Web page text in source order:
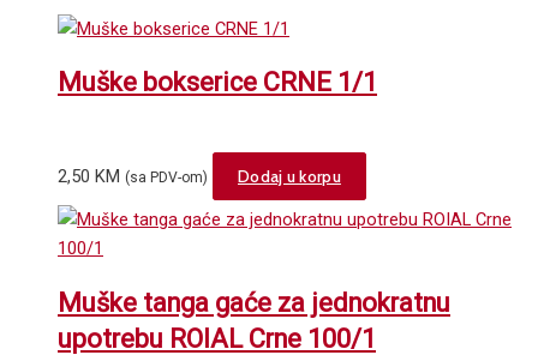
Muške bokserice CRNE 1/1
2,50 KM (sa PDV-om) Dodaj u korpu
Muške tanga gaće za jednokratnu
upotrebu ROIAL Crne 100/1